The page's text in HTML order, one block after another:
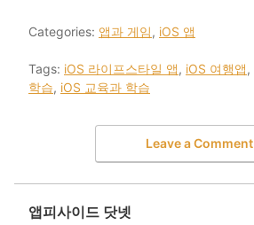
Categories: 앱과 게임, iOS 앱
Tags: iOS 라이프스타일 앱, iOS 여행앱,
학습, iOS 교육과 학습
Leave a Comment
앱피사이드 닷넷